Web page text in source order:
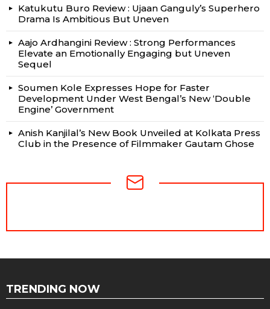
Katukutu Buro Review : Ujaan Ganguly’s Superhero
Drama Is Ambitious But Uneven
Aajo Ardhangini Review : Strong Performances
Elevate an Emotionally Engaging but Uneven
Sequel
Soumen Kole Expresses Hope for Faster
Development Under West Bengal’s New ‘Double
Engine’ Government
Anish Kanjilal’s New Book Unveiled at Kolkata Press
Club in the Presence of Filmmaker Gautam Ghose
TRENDING NOW